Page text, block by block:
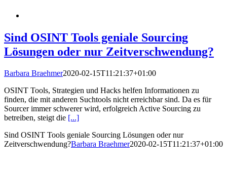
Sind OSINT Tools geniale Sourcing
Lösungen oder nur Zeitverschwendung?
Barbara Braehmer2020-02-15T11:21:37+01:00
OSINT Tools, Strategien und Hacks helfen Informationen zu
finden, die mit anderen Suchtools nicht erreichbar sind. Da es für
Sourcer immer schwerer wird, erfolgreich Active Sourcing zu
betreiben, steigt die [...]
Sind OSINT Tools geniale Sourcing Lösungen oder nur
Zeitverschwendung?Barbara Braehmer2020-02-15T11:21:37+01:00